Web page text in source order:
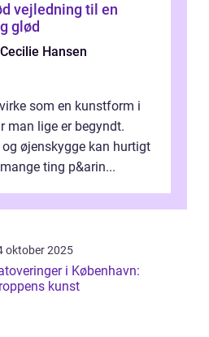
glød
Cecilie Hansen
som en kunstform i
lige er begyndt.
og øjenskygge kan hurtigt
ting p&arin...
oktober 2025
i København:
kunst